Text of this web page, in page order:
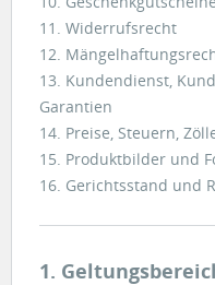
11. Widerrufsrecht
12.
13. Kundendienst,
Garantien
14. Preise, Steuern,
15. Produktbilder und
16. Gerichtsstand und
1.